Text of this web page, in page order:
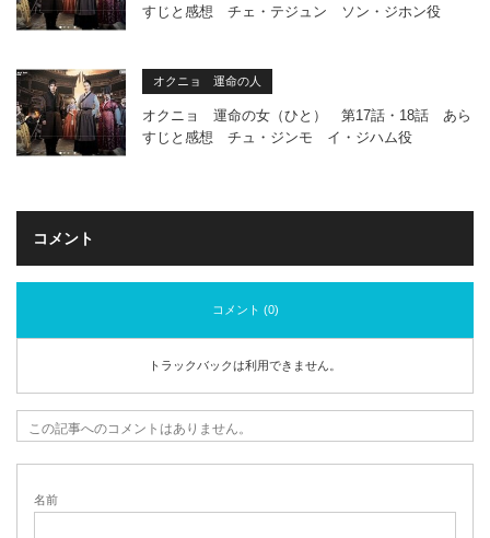
すじと感想 チェ・テジュン ソン・ジホン役
オクニョ 運命の人
オクニョ 運命の女（ひと） 第17話・18話 あら
すじと感想 チュ・ジンモ イ・ジハム役
コメント
コメント (0)
トラックバックは利用できません。
この記事へのコメントはありません。
名前